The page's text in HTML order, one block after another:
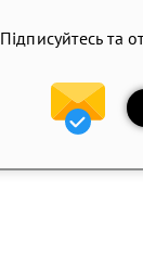
Підписуйтесь та